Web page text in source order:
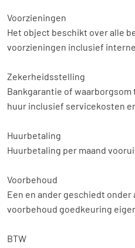
Voorzieningen
Het object beschikt over alle
voorzieningen inclusief
Zekerheidsstelling
Bankgarantie of
huur inclusief servicekosten
Huurbetaling
Huurbetaling per maand
Voorbehoud
Een en ander geschiedt
voorbehoud goedkeuring
BTW